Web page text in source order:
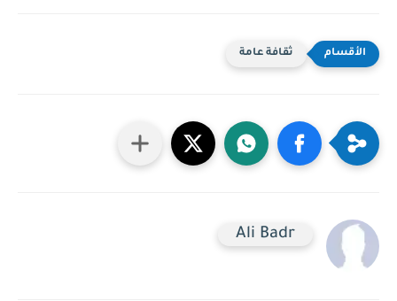
ثقافة عامة
Ali Badr